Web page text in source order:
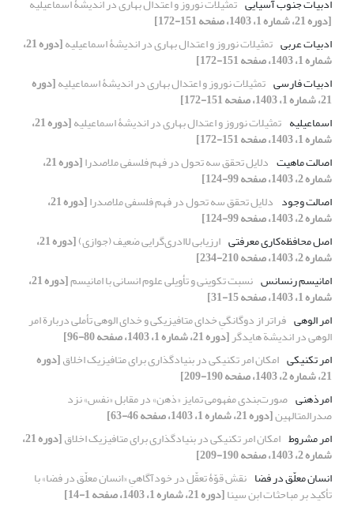
[دوره 21، شماره 1، 1403، صفحه 151-172]
ادبیات عربی تمثیلات نوروز و اعتدال بهاری در اندیشۀ اسماعیلیه [دوره 21،
شماره 1، 1403، صفحه 151-172]
ادبیات فارسی تمثیلات نوروز و اعتدال بهاری در اندیشۀ اسماعیلیه[دوره
21، شماره 1، 1403، صفحه 151-172]
اسماعیلیه تمثیلات نوروز و اعتدال بهاری در اندیشۀ اسماعیلیه [دوره 21،
شماره 1، 1403، صفحه 151-172]
اصالت ماهیت دلایل تحقق سه تحول در فهم فلسفی ملاصدرا [دوره 21،
شماره 2، 1403، صفحه 99-124]
اصالت وجود دلایل تحقق سه تحول در فهم فلسفی ملاصدرا [دوره 21،
شماره 2، 1403، صفحه 99-124]
اصل محافظه‌کاری معرفتی ارزیابی لاادری‌گرایی ضعیف (جوازی) [دوره 21،
شماره 2، 1403، صفحه 210-234]
امانیسم رنسانس نسبت تکوینی و تأویلی علوم انسانی با امانیسم [دوره 21،
شماره 1، 1403، صفحه 15-31]
امر الوهی فراتر از دوگانگیِ خدای متافیزیکی و خدای الوهی تأملی دربارة امر
الوهی در اندیشة هایدگر[دوره 21، شماره 1، 1403، صفحه 80-96]
امر تکنیکی امکان امر تکنیکی در بنیادگذاری برای متافیزیک اخلاق[دوره
21، شماره 2، 1403، صفحه 190-209]
امرذهنی صورت‌بندی مفهومی تمایز «ذهن» در مقابل «نفس» نزد
صدرالمتالهین[دوره 21، شماره 1، 1403، صفحه 46-63]
امر مشروط امکان امر تکنیکی در بنیادگذاری برای متافیزیک اخلاق [دوره 21،
شماره 2، 1403، صفحه 190-209]
انسان معلّق در فضا نقش قوّۀ تعقّل در خودآگاهیِ «انسان معلّق در فضا» با
تأکید بر مباحثات ابن سینا[دوره 21، شماره 1، 1403، صفحه 1-14]